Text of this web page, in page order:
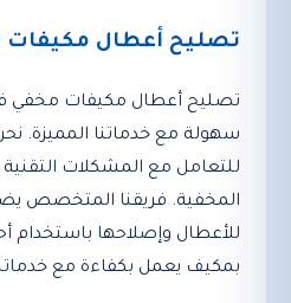
تصليح أعطال
تصليح أعطال مكيفات مخفي
سهولة مع خدماتنا المميزة.
للتعامل مع المشكلات التقنية
المخفية. فريقنا المتخصص
للأعطال وإصلاحها باستخدام
بمكيف يعمل بكفاءة مع